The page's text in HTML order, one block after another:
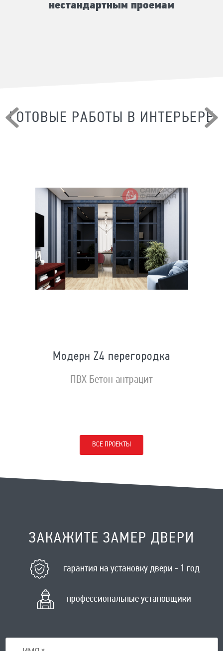
нестандартным проемам
ГОТОВЫЕ РАБОТЫ В ИНТЕРЬЕРЕ
Модерн Z4 перегородка
ПВХ Бетон антрацит
ВСЕ ПРОЕКТЫ
ЗАКАЖИТЕ ЗАМЕР ДВЕРИ
гарантия на установку двери - 1 год
профессиональные установщики